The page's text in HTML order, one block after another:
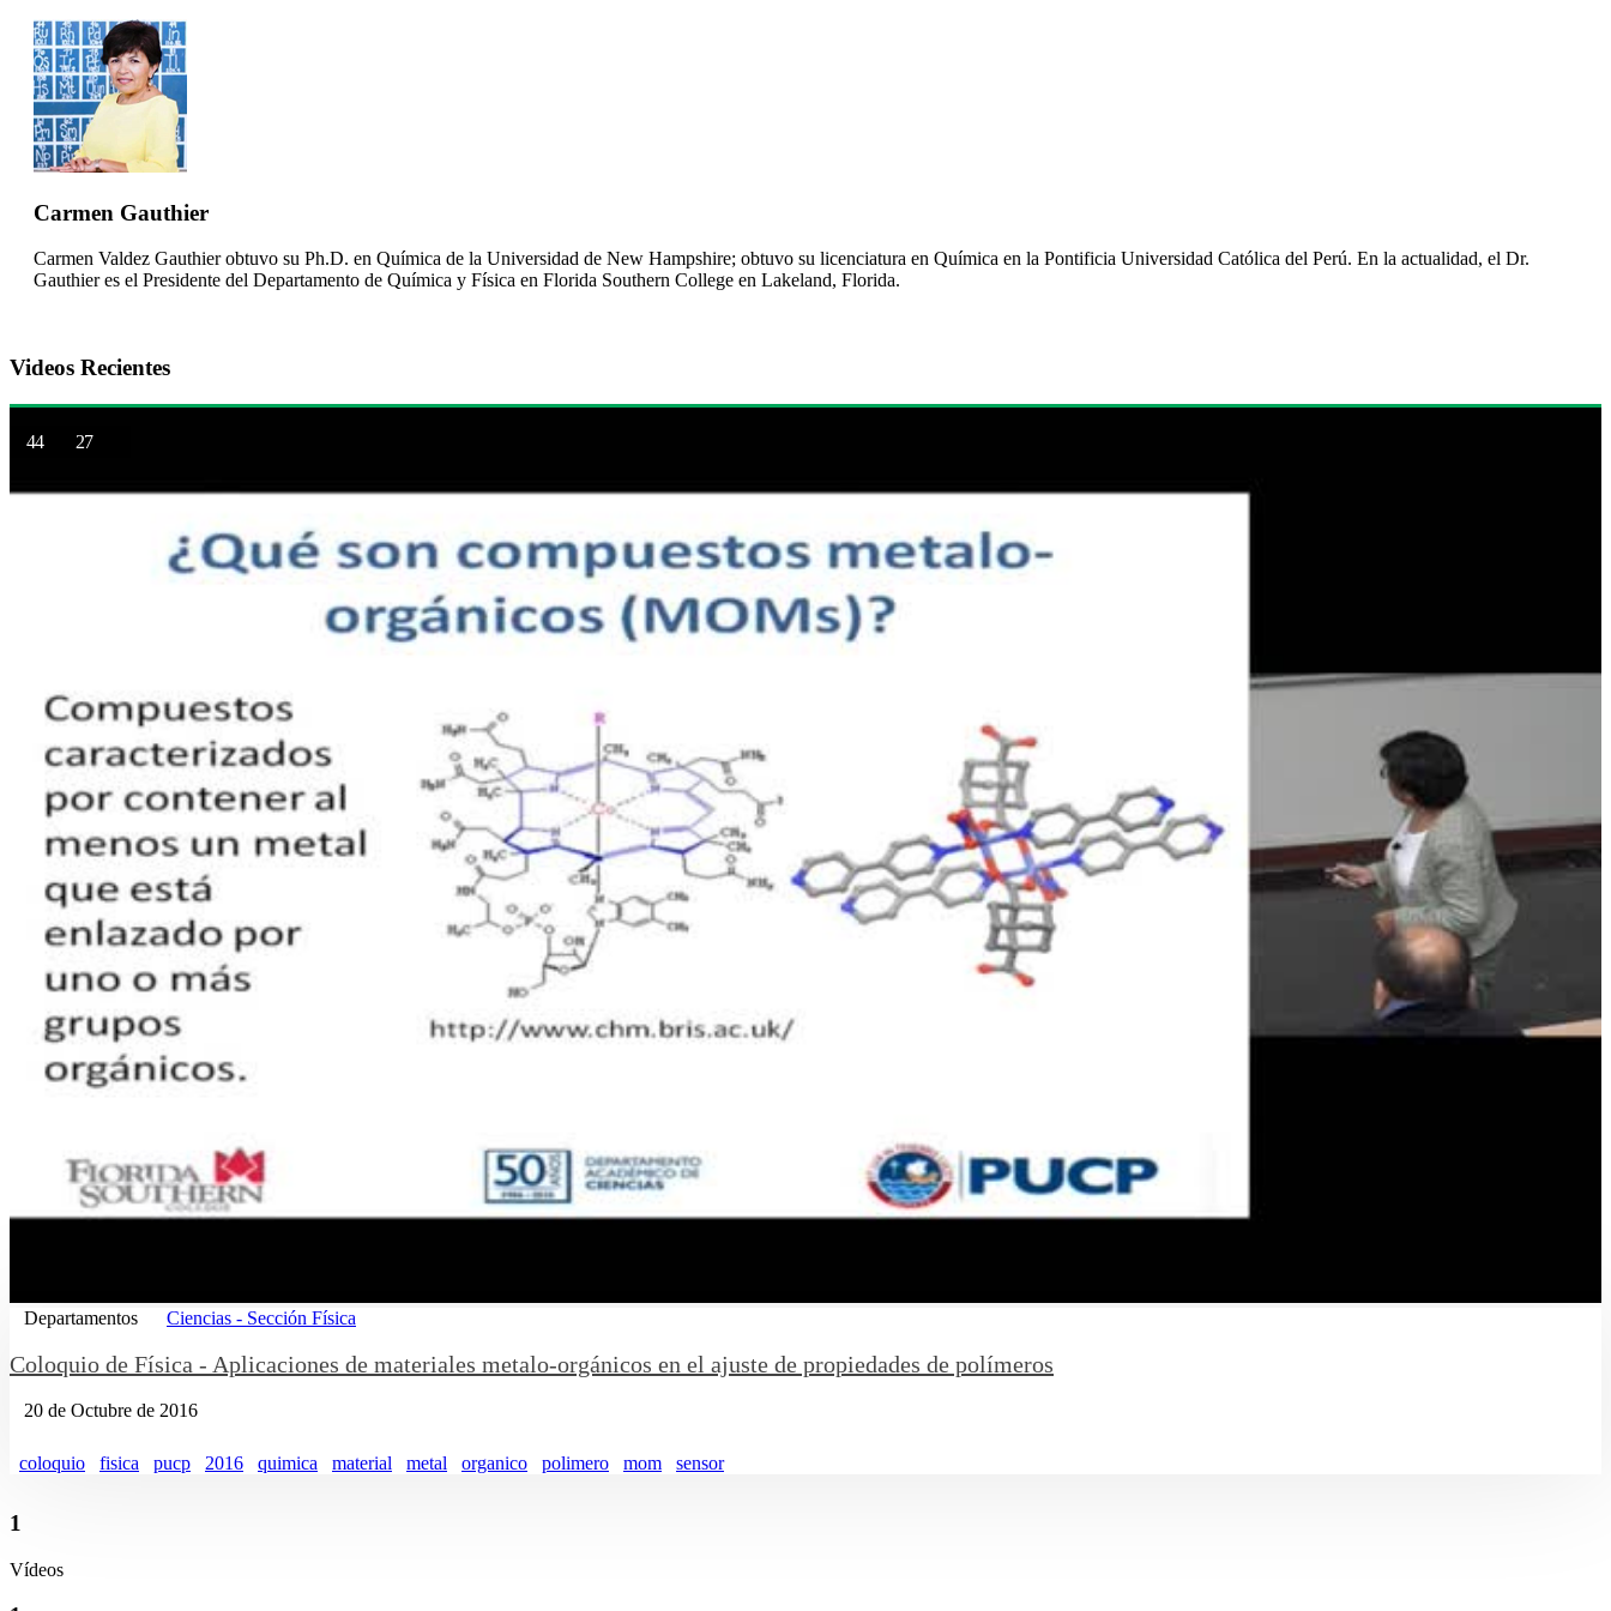
Carmen Gauthier
Carmen Valdez Gauthier obtuvo su Ph.D. en Química de la Universidad de New Hampshire; obtuvo su licenciatura en Química en la Pontificia Universidad Católica del Perú. En la actualidad, el Dr.
Gauthier es el Presidente del Departamento de Química y Física en Florida Southern College en Lakeland, Florida.
Videos Recientes
44 27
Departamentos Ciencias - Sección Física
Coloquio de Física - Aplicaciones de materiales metalo-orgánicos en el ajuste de propiedades de polímeros
20 de Octubre de 2016
coloquio fisica pucp 2016 quimica material metal organico polimero mom sensor
1
Vídeos